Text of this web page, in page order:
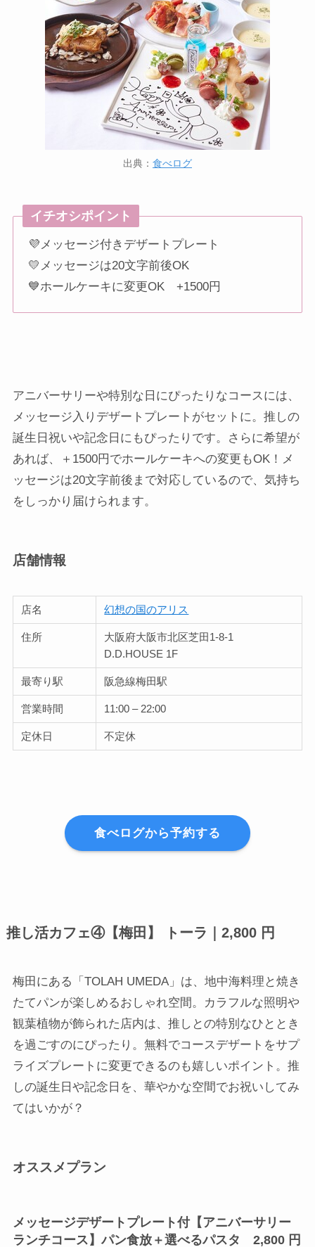
出典： 食べログ
イチオシポイント
💜メッセージ付きデザートプレート
💛メッセージは20文字前後OK
💙ホールケーキに変更OK +1500円
アニバーサリーや特別な日にぴったりなコースには、
メッセージ入りデザートプレートがセットに。推しの
誕生日祝いや記念日にもぴったりです。さらに希望が
あれば、＋1500円でホールケーキへの変更もOK！メ
ッセージは20文字前後まで対応しているので、気持ち
をしっかり届けられます。
店舗情報
店名 幻想の国のアリス
住所
大阪府大阪市北区芝田1-8-1
D.D.HOUSE 1F
最寄り駅 阪急線梅田駅
営業時間 11:00 – 22:00
定休日 不定休
食べログから予約する
推し活カフェ④【梅田】 トーラ｜2,800 円
梅田にある「TOLAH UMEDA」は、地中海料理と焼き
たてパンが楽しめるおしゃれ空間。カラフルな照明や
観葉植物が飾られた店内は、推しとの特別なひととき
を過ごすのにぴったり。無料でコースデザートをサプ
ライズプレートに変更できるのも嬉しいポイント。推
しの誕生日や記念日を、華やかな空間でお祝いしてみ
てはいかが？
オススメプラン
メッセージデザートプレート付【アニバーサリー
ランチコース】パン食放＋選べるパスタ 2,800 円